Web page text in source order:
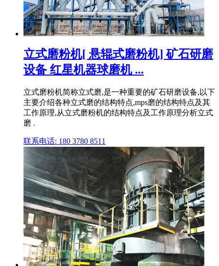
立式磨粉机[ 悬辊式磨粉机] 矿石研磨
设备 红星机器球磨机 ...
立式磨粉机简称立式磨,是一种重要的矿石研磨设备,以下
主要介绍各种立式磨的结构特点,mps磨的结构特点及其
工作原理,从立式磨粉机的结构特点及工作原理分析立式
磨 .
联系电话: 180 3780 8511